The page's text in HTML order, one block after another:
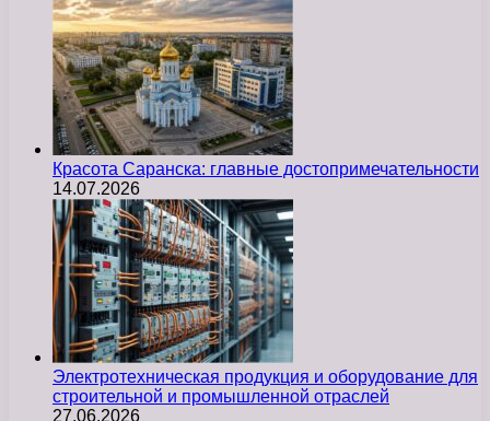
Красота Саранска: главные достопримечательности
14.07.2026
Электротехническая продукция и оборудование для
строительной и промышленной отраслей
27.06.2026